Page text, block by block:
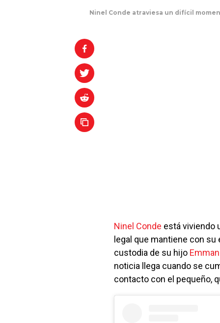
Ninel Conde atraviesa un difícil
Ninel Conde está viviendo
legal que mantiene con su
custodia de su hijo
noticia llega cuando se
contacto con el pequeño,